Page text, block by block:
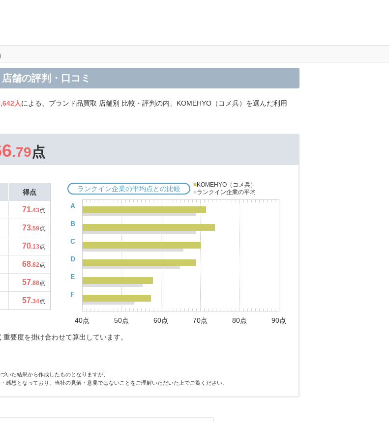
舗の評判・口コミ
人による、ブランド品買取 店舗別 比較・評判の内、KOMEHYO（コメ兵）を選んだ利用
.79点
得点
71.43点
73.59点
70.13点
68.82点
57.88点
57.34点
ランクイン企業の平均点との比較 ■KOMEHYO（コメ兵）
■ランクイン企業の平均
A
B
C
D
E
F
40点 50点 60点 70点 80点 90点
要度を掛け合わせて算出しています。
いた結果から作成したものとなりますが、
想となっており、当社の見解・意見ではないことをご理解いただいた上でご覧ください。